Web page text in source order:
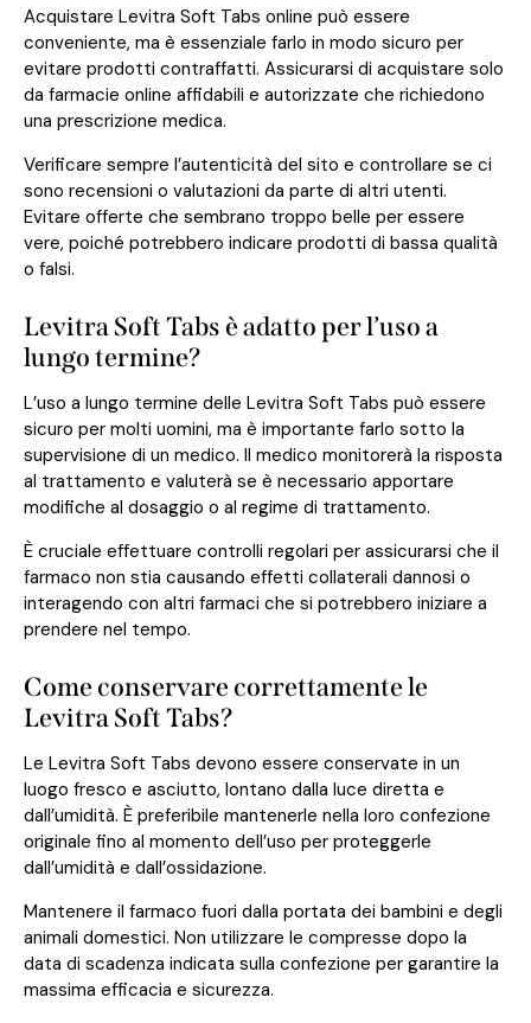
Acquistare Levitra Soft Tabs online può essere
conveniente, ma è essenziale farlo in modo sicuro per
evitare prodotti contraffatti. Assicurarsi di acquistare solo
da farmacie online affidabili e autorizzate che richiedono
una prescrizione medica.
Verificare sempre l’autenticità del sito e controllare se ci
sono recensioni o valutazioni da parte di altri utenti.
Evitare offerte che sembrano troppo belle per essere
vere, poiché potrebbero indicare prodotti di bassa qualità
o falsi.
Levitra Soft Tabs è adatto per l’uso a
lungo termine?
L’uso a lungo termine delle Levitra Soft Tabs può essere
sicuro per molti uomini, ma è importante farlo sotto la
supervisione di un medico. Il medico monitorerà la risposta
al trattamento e valuterà se è necessario apportare
modifiche al dosaggio o al regime di trattamento.
È cruciale effettuare controlli regolari per assicurarsi che il
farmaco non stia causando effetti collaterali dannosi o
interagendo con altri farmaci che si potrebbero iniziare a
prendere nel tempo.
Come conservare correttamente le
Levitra Soft Tabs?
Le Levitra Soft Tabs devono essere conservate in un
luogo fresco e asciutto, lontano dalla luce diretta e
dall’umidità. È preferibile mantenerle nella loro confezione
originale fino al momento dell’uso per proteggerle
dall’umidità e dall’ossidazione.
Mantenere il farmaco fuori dalla portata dei bambini e degli
animali domestici. Non utilizzare le compresse dopo la
data di scadenza indicata sulla confezione per garantire la
massima efficacia e sicurezza.